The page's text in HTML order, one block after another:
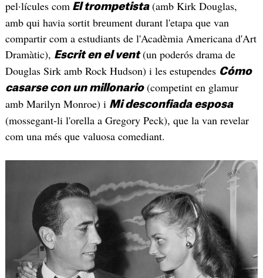
pel·lícules com El trompetista(amb Kirk Douglas,
amb qui havia sortit breument durant l'etapa que van
compartir com a estudiants de l'Acadèmia Americana d'Art
Dramàtic), Escrit en el vent (un poderós drama de
Douglas Sirk amb Rock Hudson) i les estupendes Cómo
casarse con un millonario(competint en glamur
amb Marilyn Monroe) i Mi desconfiada esposa
(mossegant-li l'orella a Gregory Peck), que la van revelar
com una més que valuosa comediant.